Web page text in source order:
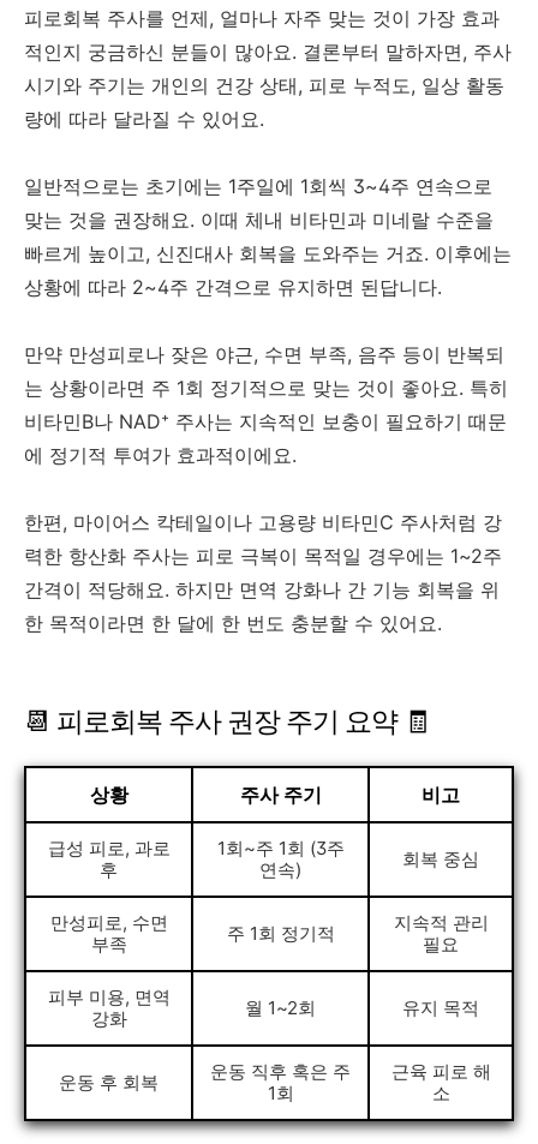
피로회복 주사를 언제, 얼마나 자주 맞는 것이 가장 효과
적인지 궁금하신 분들이 많아요. 결론부터 말하자면, 주사
시기와 주기는 개인의 건강 상태, 피로 누적도, 일상 활동
량에 따라 달라질 수 있어요.
일반적으로는 초기에는 1주일에 1회씩 3~4주 연속으로
맞는 것을 권장해요. 이때 체내 비타민과 미네랄 수준을
빠르게 높이고, 신진대사 회복을 도와주는 거죠. 이후에는
상황에 따라 2~4주 간격으로 유지하면 된답니다.
만약 만성피로나 잦은 야근, 수면 부족, 음주 등이 반복되
는 상황이라면 주 1회 정기적으로 맞는 것이 좋아요. 특히
비타민B나 NAD⁺ 주사는 지속적인 보충이 필요하기 때문
에 정기적 투여가 효과적이에요.
한편, 마이어스 칵테일이나 고용량 비타민C 주사처럼 강
력한 항산화 주사는 피로 극복이 목적일 경우에는 1~2주
간격이 적당해요. 하지만 면역 강화나 간 기능 회복을 위
한 목적이라면 한 달에 한 번도 충분할 수 있어요.
📆 피로회복 주사 권장 주기 요약 🧾
상황 주사 주기 비고
급성 피로, 과로
후
1회~주 1회 (3주
연속)
회복 중심
만성피로, 수면
부족
주 1회 정기적
지속적 관리
필요
피부 미용, 면역
강화
월 1~2회 유지 목적
운동 후 회복
운동 직후 혹은 주
1회
근육 피로 해
소